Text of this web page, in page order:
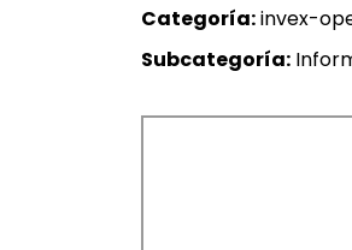
Categoría:invex-
Subcategoría: